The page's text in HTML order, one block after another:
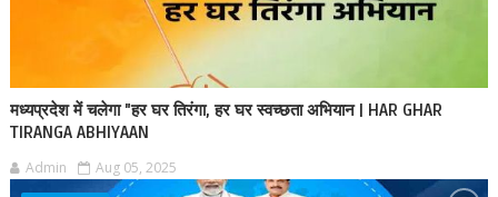
मध्यप्रदेश में चलेगा "हर घर तिरंगा, हर घर स्वच्छता अभियान | HAR GHAR
TIRANGA ABHIYAAN
Admin Aug 05, 2025